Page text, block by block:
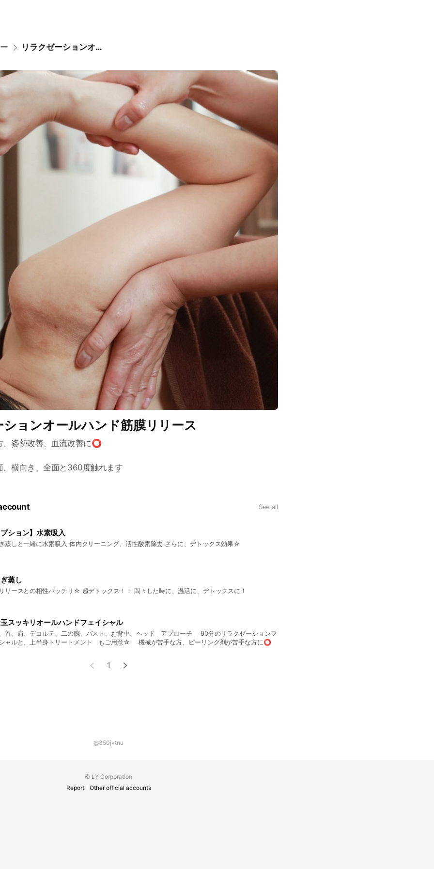
リラクゼーションオールハンド筋膜リリース
ョンオールハンド筋膜リリース
、姿勢改善、血流改善に⭕️
横向き、全面と360度触れます
See all
ション】水素吸入
よもぎ蒸しと一緒に水素吸入 体内クリーニング、活性酸素除去 さらに、デトックス効果☆
蒸し
筋膜リリースとの相性バッチリ☆ 超デトックス！！ 悶々した時に、温活に、デトックスに！
スッキリオールハンドフェイシャル
、肩、デコルテ、二の腕、バスト、お背中、ヘッド アプローチ 90分のリラクゼーションフ
ェイシャルと、上半身トリートメント もご用意☆ 機械が苦手な方、ピーリング剤が苦手な方に⭕️
1
@350jvtnu
© LY Corporation
Report
Other official accounts